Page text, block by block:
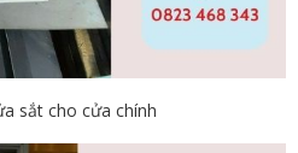
sắt cho cửa chính